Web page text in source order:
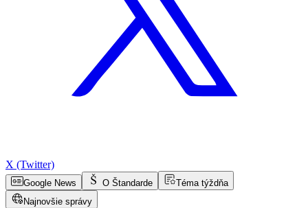
X (Twitter)
Google News O Štandarde
Téma týždňa
Najnovšie správy